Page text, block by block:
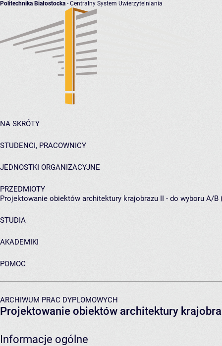
Politechnika Białostocka - Centralny System Uwierzytelniania
NA SKRÓTY
STUDENCI, PRACOWNICY
JEDNOSTKI ORGANIZACYJNE
PRZEDMIOTY
Projektowanie obiektów architektury krajobrazu II - do wyboru A/B
STUDIA
AKADEMIKI
POMOC
ARCHIWUM PRAC DYPLOMOWYCH
Projektowanie obiektów architektury
Informacje ogólne